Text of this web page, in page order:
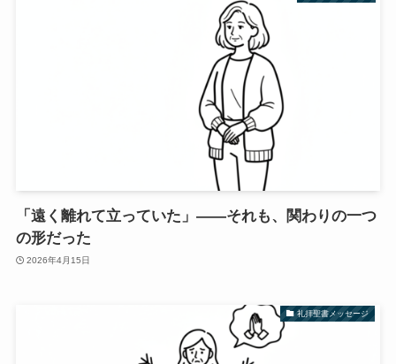
「遠く離れて立っていた」——それも、関わりの一つ
の形だった
2026年4月15日
礼拝聖書メッセージ